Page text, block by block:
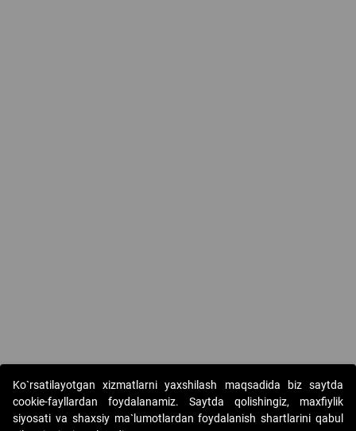
Ko`rsatilayotgan xizmatlarni yaxshilash maqsadida biz saytda
cookie-fayllardan foydalanamiz. Saytda qolishingiz, maxfiylik
siyosati va shaxsiy ma`lumotlardan foydalanish shartlarini qabul